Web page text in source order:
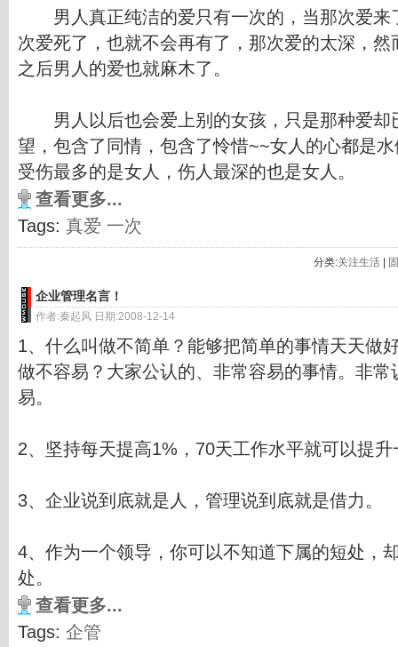
男人真正纯洁的爱只有一次的，当那次爱来
次爱死了，也就不会再有了，那次爱的太深，
之后男人的爱也就麻木了。
男人以后也会爱上别的女孩，只是那种爱却
望，包含了同情，包含了怜惜~~女人的心都是
受伤最多的是女人，伤人最深的也是女人。
查看更多...
Tags: 真爱 一次
分类:关注生活
企业管理名言！
作者:秦起风 日期:2008-12-14
1、什么叫做不简单？能够把简单的事情天天做
做不容易？大家公认的、非常容易的事情。非
易。
2、坚持每天提高1%，70天工作水平就可以提升
3、企业说到底就是人，管理说到底就是借力。
4、作为一个领导，你可以不知道下属的短处，
处。
查看更多...
Tags: 企管